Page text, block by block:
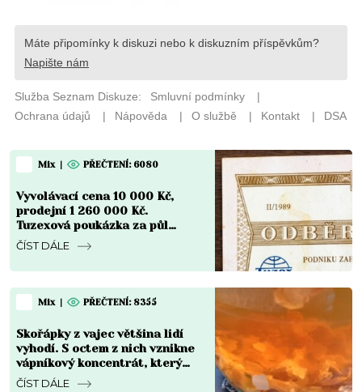
Mix | PŘEČTENÍ: 6080
Vyvolávací cena 10 000 Kč,
prodejní 1 260 000 Kč.
Tuzexová poukázka za půl
koruny se stala nejdražším
bonem v české historii
ČÍST DÁLE
Mix | PŘEČTENÍ: 8355
Skořápky z vajec většina lidí
vyhodí. S octem z nich vznikne
vápníkový koncentrát, který
chřadnoucím rostlinám vrátí
ČÍST DÁLE